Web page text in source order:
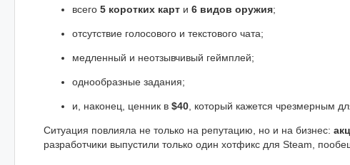
всего 5 коротких карт и 6 видов оружия;
отсутствие голосового и текстового чата;
медленный и неотзывчивый геймплей;
однообразные задания;
и, наконец, ценник в $40 , который кажется чрезмерным
Ситуация повлияла не только на репутацию, но и на бизнес:
разработчики выпустили только один хотфикс для Steam,